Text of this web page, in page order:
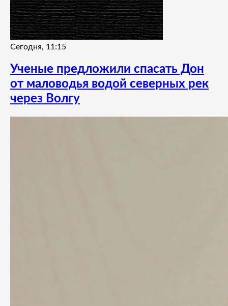
Сегодня, 11:15
Ученые предложили спасать Дон
от маловодья водой северных рек
через Волгу